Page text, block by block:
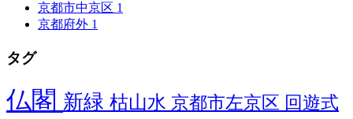
京都市中京区 1
京都府外 1
タグ
仏閣 新緑 枯山水 京都市左京区 回遊式